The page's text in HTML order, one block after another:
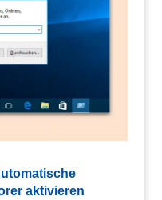
aktivieren